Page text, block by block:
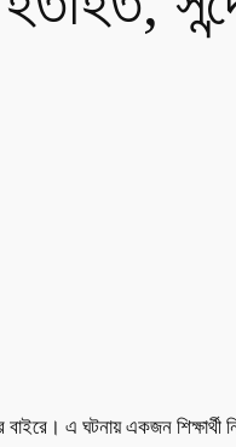
বাইরে। এ ঘটনায় একজন